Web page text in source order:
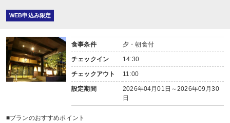
WEB申込み限定
食事条件 夕・朝食付
チェックイン 14:30
チェックアウト 11:00
設定期間
2026年04月01日～2026年09月30
日
■プランのおすすめポイント